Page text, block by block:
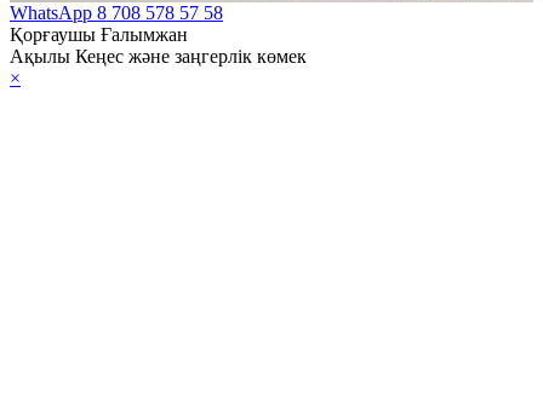
WhatsApp 8 708 578 57 58
Қорғаушы Ғалымжан
Ақылы Кеңес және заңгерлік көмек
×